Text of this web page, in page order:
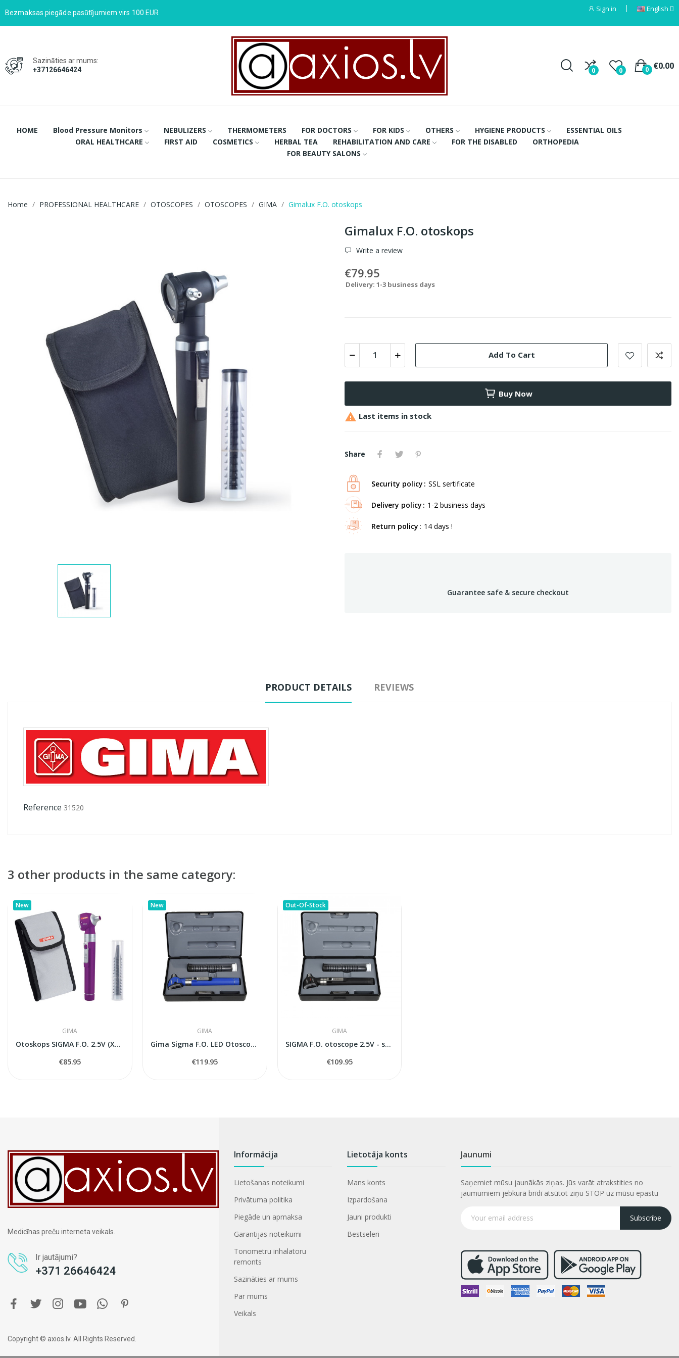
Bezmaksas piegāde pasūtījumiem virs 100 EUR Sign in English
Sazināties ar mums:
+37126646424
0 0 €0.00
0
HOME Blood Pressure Monitors NEBULIZERS THERMOMETERS FOR DOCTORS FOR KIDS OTHERS HYGIENE PRODUCTS
ESSENTIAL OILS
ORAL HEALTHCARE
FIRST AID COSMETICS HERBAL TEA REHABILITATION AND CARE FOR THE DISABLED
ORTHOPEDIA
FOR BEAUTY SALONS
Home PROFESSIONAL HEALTHCARE OTOSCOPES OTOSCOPES GIMA Gimalux F.O. otoskops
Gimalux F.O. otoskops
Write a review
€79.95
Delivery: 1-3 business days
Add To Cart
Buy Now
 Last items in stock
Share
Security policy SSL sertificate
Delivery policy 1-2 business days
Return policy 14 days !
Guarantee safe & secure checkout
PRODUCT DETAILS REVIEWS
Reference 31520
3 other products in the same category:
New
GIMA
Otoskops SIGMA F.O. 2.5V (Xenon-Halogen) — Violets
€85.95
New
GIMA
Gima Sigma F.O. LED Otoscope 2.5V (31518) -...
€119.95
Out-Of-Stock
GIMA
SIGMA F.O. otoscope 2.5V - standard handle
€109.95
Medicīnas preču interneta veikals.
Ir jautājumi?
+371 26646424
Informācija
Lietošanas noteikumi
Privātuma politika
Piegāde un apmaksa
Garantijas noteikumi
Tonometru inhalatoru
remonts
Sazināties ar mums
Par mums
Veikals
Lietotāja konts
Mans konts
Izpardošana
Jauni produkti
Bestseleri
Jaunumi
Saņemiet mūsu jaunākās ziņas. Jūs varāt atrakstities no
jaumumiem jebkurā brīdī atsūtot ziņu STOP uz mūsu epastu
Subscribe
Copyright © axios.lv. All Rights Reserved.